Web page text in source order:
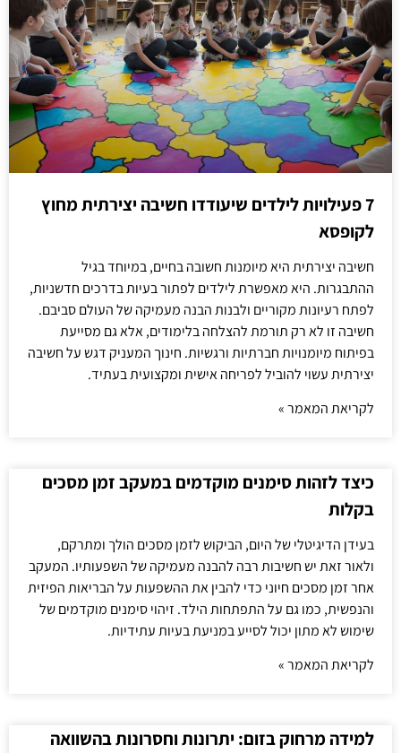
7 פעילויות לילדים שיעודדו חשיבה יצירתית מחוץ
לקופסא
חשיבה יצירתית היא מיומנות חשובה בחיים, במיוחד בגיל
ההתבגרות. היא מאפשרת לילדים לפתור בעיות בדרכים חדשניות,
לפתח רעיונות מקוריים ולבנות הבנה מעמיקה של העולם סביבם.
חשיבה זו לא רק תורמת להצלחה בלימודים, אלא גם מסייעת
בפיתוח מיומנויות חברתיות ורגשיות. חינוך המעניק דגש על חשיבה
יצירתית עשוי להוביל לפריחה אישית ומקצועית בעתיד.
לקריאת המאמר »
כיצד לזהות סימנים מוקדמים במעקב זמן מסכים
בקלות
בעידן הדיגיטלי של היום, הביקוש לזמן מסכים הולך ומתרקם,
ולאור זאת יש חשיבות רבה להבנה מעמיקה של השפעותיו. המעקב
אחר זמן מסכים חיוני כדי להבין את ההשפעות על הבריאות הפיזית
והנפשית, כמו גם על התפתחות הילד. זיהוי סימנים מוקדמים של
שימוש לא מתון יכול לסייע במניעת בעיות עתידיות.
לקריאת המאמר »
למידה מרחוק בזום: יתרונות וחסרונות בהשוואה